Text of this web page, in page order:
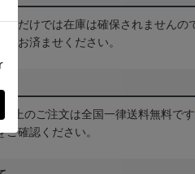
るだけでは在庫は確保されませんの
お済ませください。
以上のご注文は全国一律送料無料で
ご確認ください。